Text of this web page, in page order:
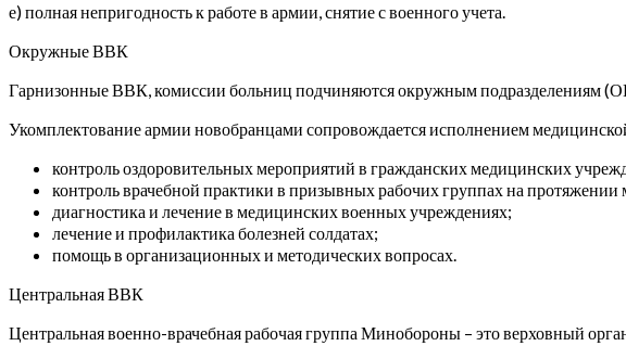
е) полная непригодность к работе в армии, снятие с военного учета.
Окружные ВВК
Гарнизонные ВВК, комиссии больниц подчиняются окружным подразделениям
Укомплектование армии новобранцами сопровождается исполнением
контроль оздоровительных мероприятий в гражданских медицинских
контроль врачебной практики в призывных рабочих группах на
диагностика и лечение в медицинских военных учреждениях;
лечение и профилактика болезней солдатах;
помощь в организационных и методических вопросах.
Центральная ВВК
Центральная военно-врачебная рабочая группа Минобороны – это верховный